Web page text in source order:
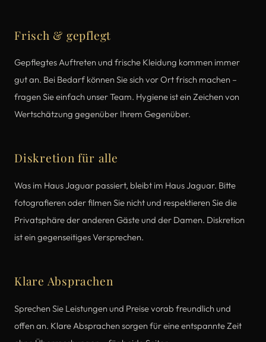
Frisch & gepflegt
Gepflegtes Auftreten und frische Kleidung kommen immer
gut an. Bei Bedarf können Sie sich vor Ort frisch machen –
fragen Sie einfach unser Team. Hygiene ist ein Zeichen von
Wertschätzung gegenüber Ihrem Gegenüber.
Diskretion für alle
Was im Haus Jaguar passiert, bleibt im Haus Jaguar. Bitte
fotografieren oder filmen Sie nicht und respektieren Sie die
Privatsphäre der anderen Gäste und der Damen. Diskretion
ist ein gegenseitiges Versprechen.
Klare Absprachen
Sprechen Sie Leistungen und Preise vorab freundlich und
offen an. Klare Absprachen sorgen für eine entspannte Zeit